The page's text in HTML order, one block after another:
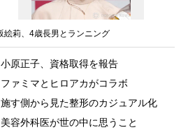
絵莉、4歳長男とランニング
小原正子、資格取得を報告
ファミマとヒロアカがコラボ
施す側から見た整形のカジュアル化
美容外科医が世の中に思うこと